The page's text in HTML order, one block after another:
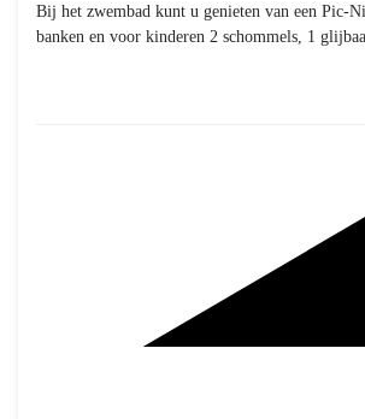
Bij het zwembad kunt u genieten van een Pic-
banken en voor kinderen 2 schommels, 1